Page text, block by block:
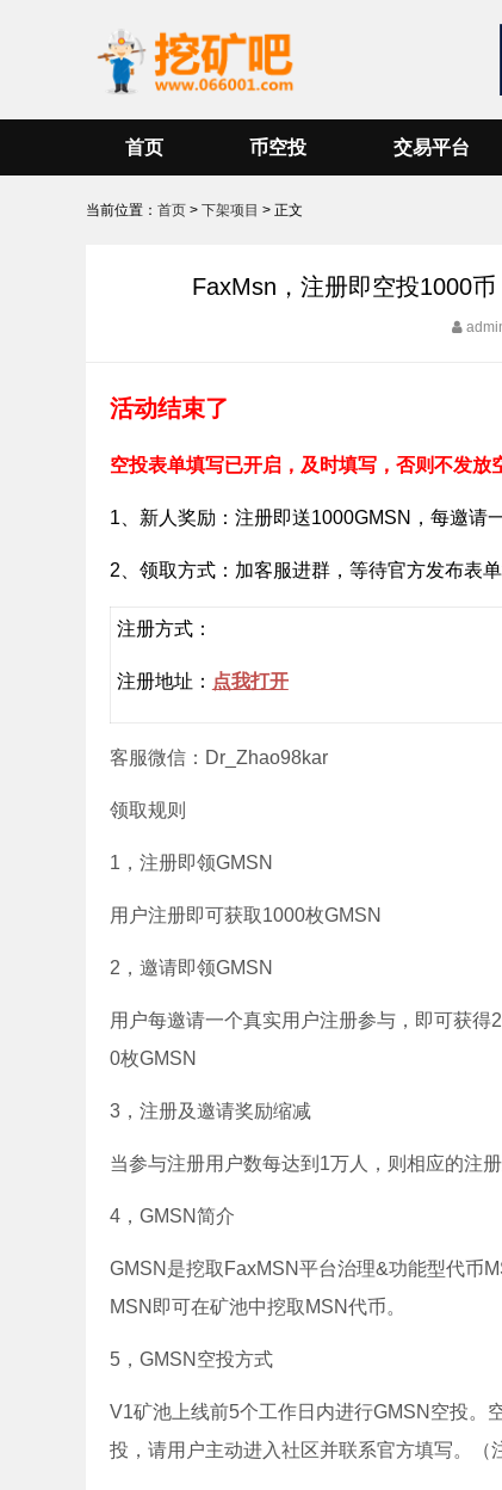
首页 币空投 交易平台
当前位置： 首页 > 下架项目 > 正文
FaxMsn，注册即空投1000
活动结束了
空投表单填写已开启，及时填写，否则不发放
1、新人奖励：注册即送1000GMSN，每邀请
2、领取方式：加客服进群，等待官方发布表
注册方式：
注册地址： 点我打开
客服微信：Dr_Zhao98kar
领取规则
1，注册即领GMSN
用户注册即可获取1000枚GMSN
2，邀请即领GMSN
用户每邀请一个真实用户注册参与，即可获
0枚GMSN
3，注册及邀请奖励缩减
当参与注册用户数每达到1万人，则相应的注
4，GMSN简介
GMSN是挖取FaxMSN平台治理&功能型代币
MSN即可在矿池中挖取MSN代币。
5，GMSN空投方式
V1矿池上线前5个工作日内进行GMSN空投。
投，请用户主动进入社区并联系官方填写。（